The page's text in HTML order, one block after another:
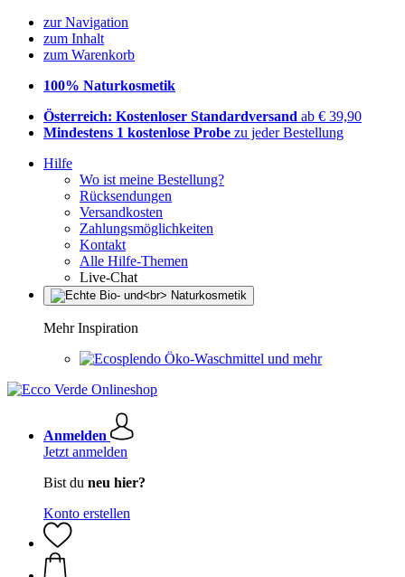
zur Navigation
zum Inhalt
zum Warenkorb
100% Naturkosmetik
Österreich: Kostenloser Standardversand ab € 39,90
Mindestens 1 kostenlose Probe zu jeder Bestellung
Hilfe
Wo ist meine Bestellung?
Rücksendungen
Versandkosten
Zahlungsmöglichkeiten
Kontakt
Alle Hilfe-Themen
Live-Chat
Mehr Inspiration
Öko-Waschmittel und mehr
Anmelden
Jetzt anmelden
Bist du neu hier?
Konto erstellen